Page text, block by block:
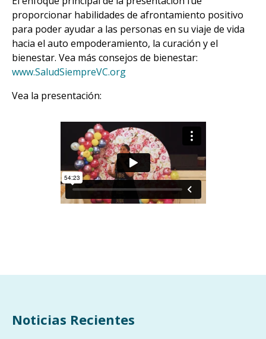
proporcionar habilidades de afrontamiento positivo
para poder ayudar a las personas en su viaje de vida
hacia el auto empoderamiento, la curación y el
bienestar. Vea más consejos de bienestar:
www.SaludSiempreVC.org
Vea la presentación:
Noticias Recientes